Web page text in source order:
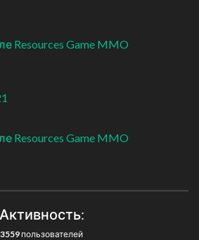
Resources Game MMO
Resources Game MMO
Активность:
3559 пользователей